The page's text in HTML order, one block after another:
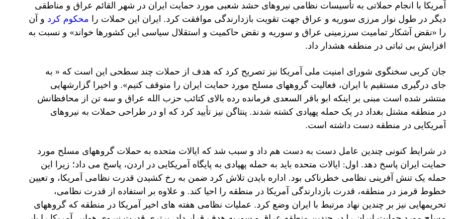
آمریکا با انجام حملاتی به تأسیسات نظامی نیروهای حشد شعبی مورد حمایت ایران در شهر القائم عراق و مناطقی
دیگر در طول نوار مرزی سوریه و عراق جهت تقویت بازدارندگی موافقت کرد. ایران این حملات را محکوم کرد و آن
را «نقض آشکار تمامیت سرزمینی عراق و سوریه و نقض حاکمیت و استقلال سیاسی این کشورها خواند» و نسبت به
افزایش بی ثباتی در منطقه هشدار داد.
جان کربی سخنگوی شورای امنیت ملی آمریکا نیز تصریح کرد که هدف از حملات چند سطحی این است که « به
جای درگیری مستقیم با ایران، فعالیت گروههای مسلح مورد حمایت ایران را متوقف کنیم». و اخیرا گزارشهایی
منتشر شده است مبنی بر اینکه ابو باقر السعدی فرمانده رده بالای کتائب حزب الله عراق و سه تن از محافظانش
در منطقه مشتل بغداد در یک حمله پهپادی کشته شدند. پنتاگن نیز تأیید کرد که او در طراحی حملات به نیروهای
آمریکایی در منطقه دست داشته است.
در شرایط کنونی چندین عامل دست به دست هم داد و سبب شد که ایالات متحده به حملات گروههای مسلح مورد
حمایت ایران پاسخ دهد. اول: ایالات متحده باید به حمله پهپادی به پایگاه آمریکایی در اردن، پاسخ می داد؛ زیرا این
حمله یک تنش آفرینی نظامی خطرناکی بود. اداره بایدن تلاش کرد ضمن به رخ کشیدن قدرت نظامی آمریکا، و تعیین
خطوط قرمز در منطقه، قدرت بازدارندگی آمریکا در منطقه را احیا کند. و علاوه بر استفاده از قدرت نظامی،
تحریمهایی نیز بر چندین نهاد مرتبط با ایران وضع کرد. عملیات نظامی هفته های اخیر آمریکا در منطقه که گروههای